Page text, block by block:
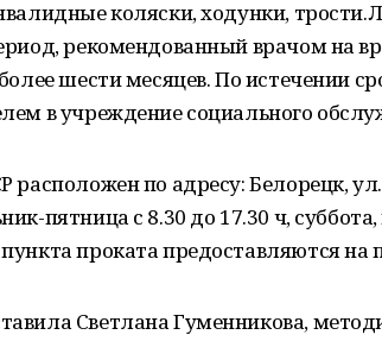
коляски, ходунки,
рекомендованный врачом на
шести месяцев. По истечении
в учреждение социального
расположен по адресу: Белорецк,
пятница с 8.30 до 17.30 ч, суббота,
проката предоставляются на
Светлана Гуменникова,